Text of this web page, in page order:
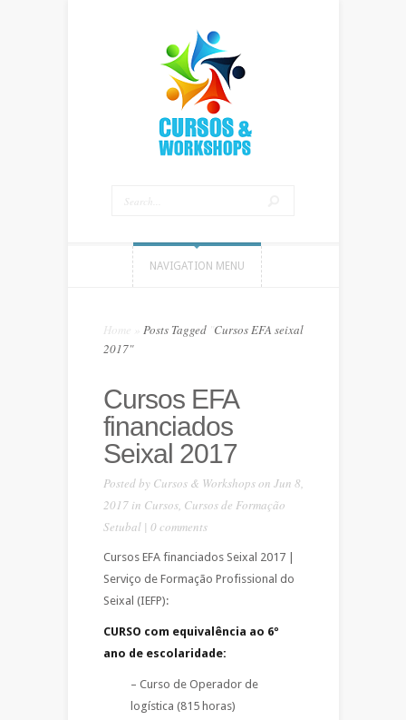
NAVIGATION MENU
Home Posts Tagged Cursos EFA seixal
2017"
Cursos EFA
financiados
Seixal 2017
Posted by Cursos & Workshopson Jun 8,
2017 in Cursos, Cursos de Formação
Setubal| 0 comments
Cursos EFA financiados Seixal 2017 |
Serviço de Formação Profissional do
Seixal (IEFP):
CURSO com equivalência ao 6º
ano de escolaridade:
– Curso de Operador de
logística (815 horas)